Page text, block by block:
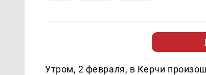
Утром, 2 февраля, в Керчи